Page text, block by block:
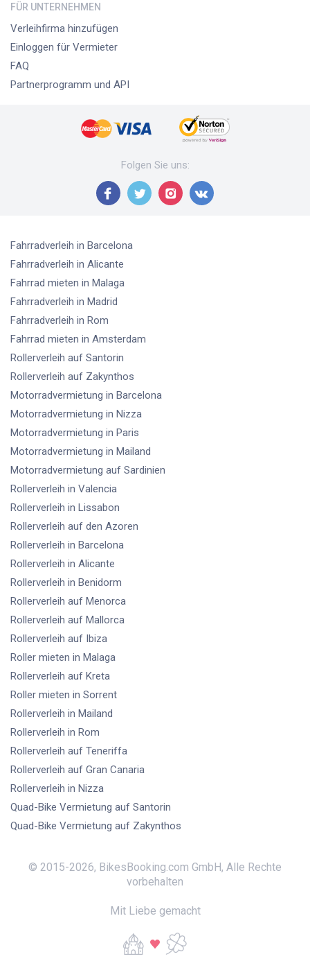
FÜR UNTERNEHMEN
Verleihfirma hinzufügen
Einloggen für Vermieter
FAQ
Partnerprogramm und API
Folgen Sie uns:
Fahrradverleih in Barcelona
Fahrradverleih in Alicante
Fahrrad mieten in Malaga
Fahrradverleih in Madrid
Fahrradverleih in Rom
Fahrrad mieten in Amsterdam
Rollerverleih auf Santorin
Rollerverleih auf Zakynthos
Motorradvermietung in Barcelona
Motorradvermietung in Nizza
Motorradvermietung in Paris
Motorradvermietung in Mailand
Motorradvermietung auf Sardinien
Rollerverleih in Valencia
Rollerverleih in Lissabon
Rollerverleih auf den Azoren
Rollerverleih in Barcelona
Rollerverleih in Alicante
Rollerverleih in Benidorm
Rollerverleih auf Menorca
Rollerverleih auf Mallorca
Rollerverleih auf Ibiza
Roller mieten in Malaga
Rollerverleih auf Kreta
Roller mieten in Sorrent
Rollerverleih in Mailand
Rollerverleih in Rom
Rollerverleih auf Teneriffa
Rollerverleih auf Gran Canaria
Rollerverleih in Nizza
Quad-Bike Vermietung auf Santorin
Quad-Bike Vermietung auf Zakynthos
© 2015-2026, BikesBooking.com GmbH, Alle Rechte
vorbehalten
Mit Liebe gemacht